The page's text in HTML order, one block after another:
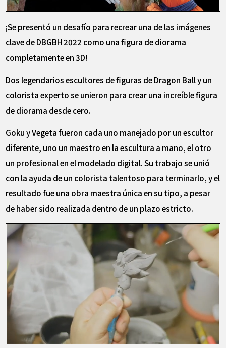
¡Se presentó un desafío para recrear una de las imágenes
clave de DBGBH 2022 como una figura de diorama
completamente en 3D!
Dos legendarios escultores de figuras de Dragon Ball y un
colorista experto se unieron para crear una increíble figura
de diorama desde cero.
Goku y Vegeta fueron cada uno manejado por un escultor
diferente, uno un maestro en la escultura a mano, el otro
un profesional en el modelado digital. Su trabajo se unió
con la ayuda de un colorista talentoso para terminarlo, y el
resultado fue una obra maestra única en su tipo, a pesar
de haber sido realizada dentro de un plazo estricto.